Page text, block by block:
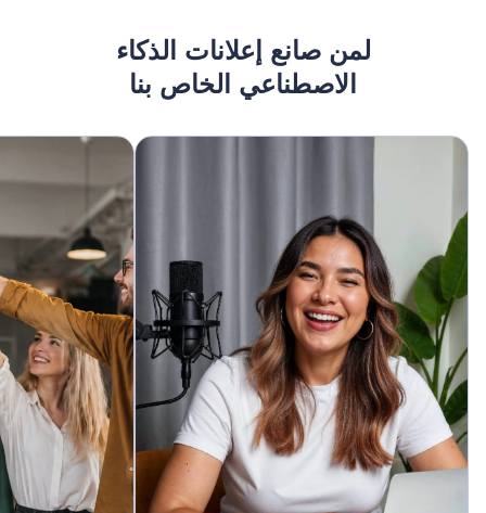
لمن صانع إعلانات الذكاء
الاصطناعي الخاص بنا